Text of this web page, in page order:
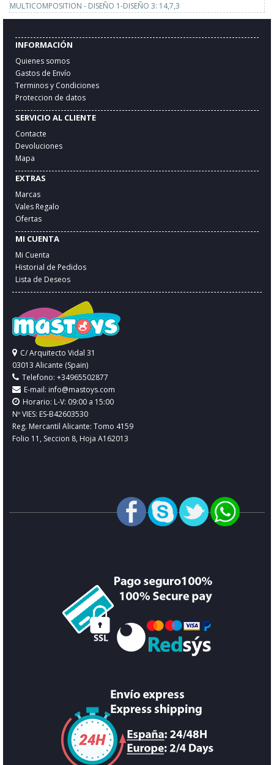
MULTICOMPOSITION - DISEÑO 1-DISEÑO 3: 14,7,3
INFORMACIÓN
Quienes somos
Gastos de Envío
Terminos y Condiciones
Proteccion de datos
SERVICIO AL CLIENTE
Contacte
Devoluciones
Mapa
EXTRAS
Marcas
Vales Regalo
Ofertas
MI CUENTA
Mi Cuenta
Historial de Pedidos
Lista de Deseos
C/ Arquitecto Vidal 31
03013 Alicante (Spain)
Telefono: +34965502877
E-mail: info@mastoys.com
Horario: L-V: 09:00 a 15:00
Nº VIES: ES-B42603530
Reg. Mercantil Alicante: Tomo 4159
Folio 11, Seccion 8, Hoja A162013